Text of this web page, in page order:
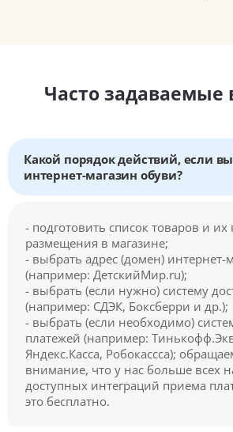
Часто задаваемые
Какой порядок действий, если
интернет-магазин обуви?
- подготовить список товаров и их
размещения в магазине;
- выбрать адрес (домен) интернет-
(например: ДетскийМир.ru);
- выбрать (если нужно) систему
(например: СДЭК, Боксберри и др.);
- выбрать (если необходимо)
платежей (например:
Яндекс.Касса, Робокассса);
внимание, что у нас больше всех
доступных интеграций приема
это бесплатно.